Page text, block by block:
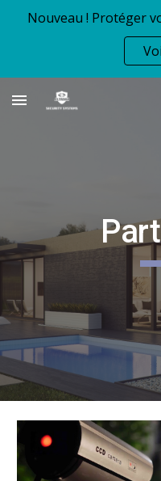
Skip to main content
Nouveau ! Protéger